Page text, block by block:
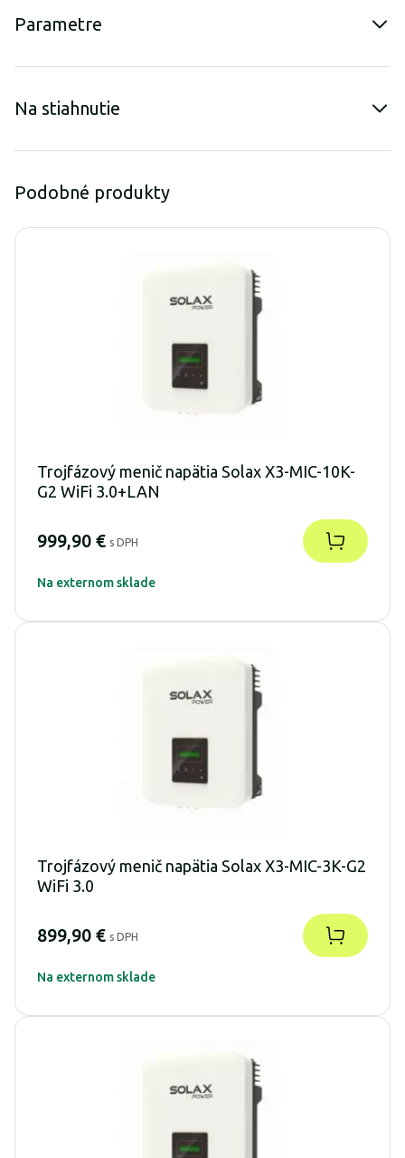
Parametre
Na stiahnutie
Podobné produkty
Trojfázový menič napätia Solax X3-MIC-10K-
G2 WiFi 3.0+LAN
999,90 € s DPH
Na externom sklade
Trojfázový menič napätia Solax X3-MIC-3K-G2
WiFi 3.0
899,90 € s DPH
Na externom sklade